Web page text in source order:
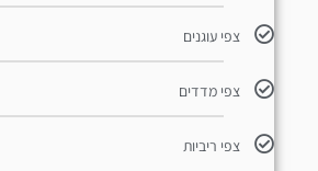
צפי עוגנים
צפי מדדים
צפי ריביות